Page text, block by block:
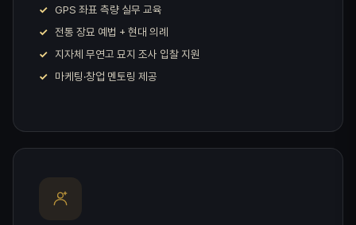
GPS 좌표 측량 실무 교육
전통 장묘 예법 + 현대 의례
지자체 무연고 묘지 조사 입찰 지원
마케팅·창업 멘토링 제공